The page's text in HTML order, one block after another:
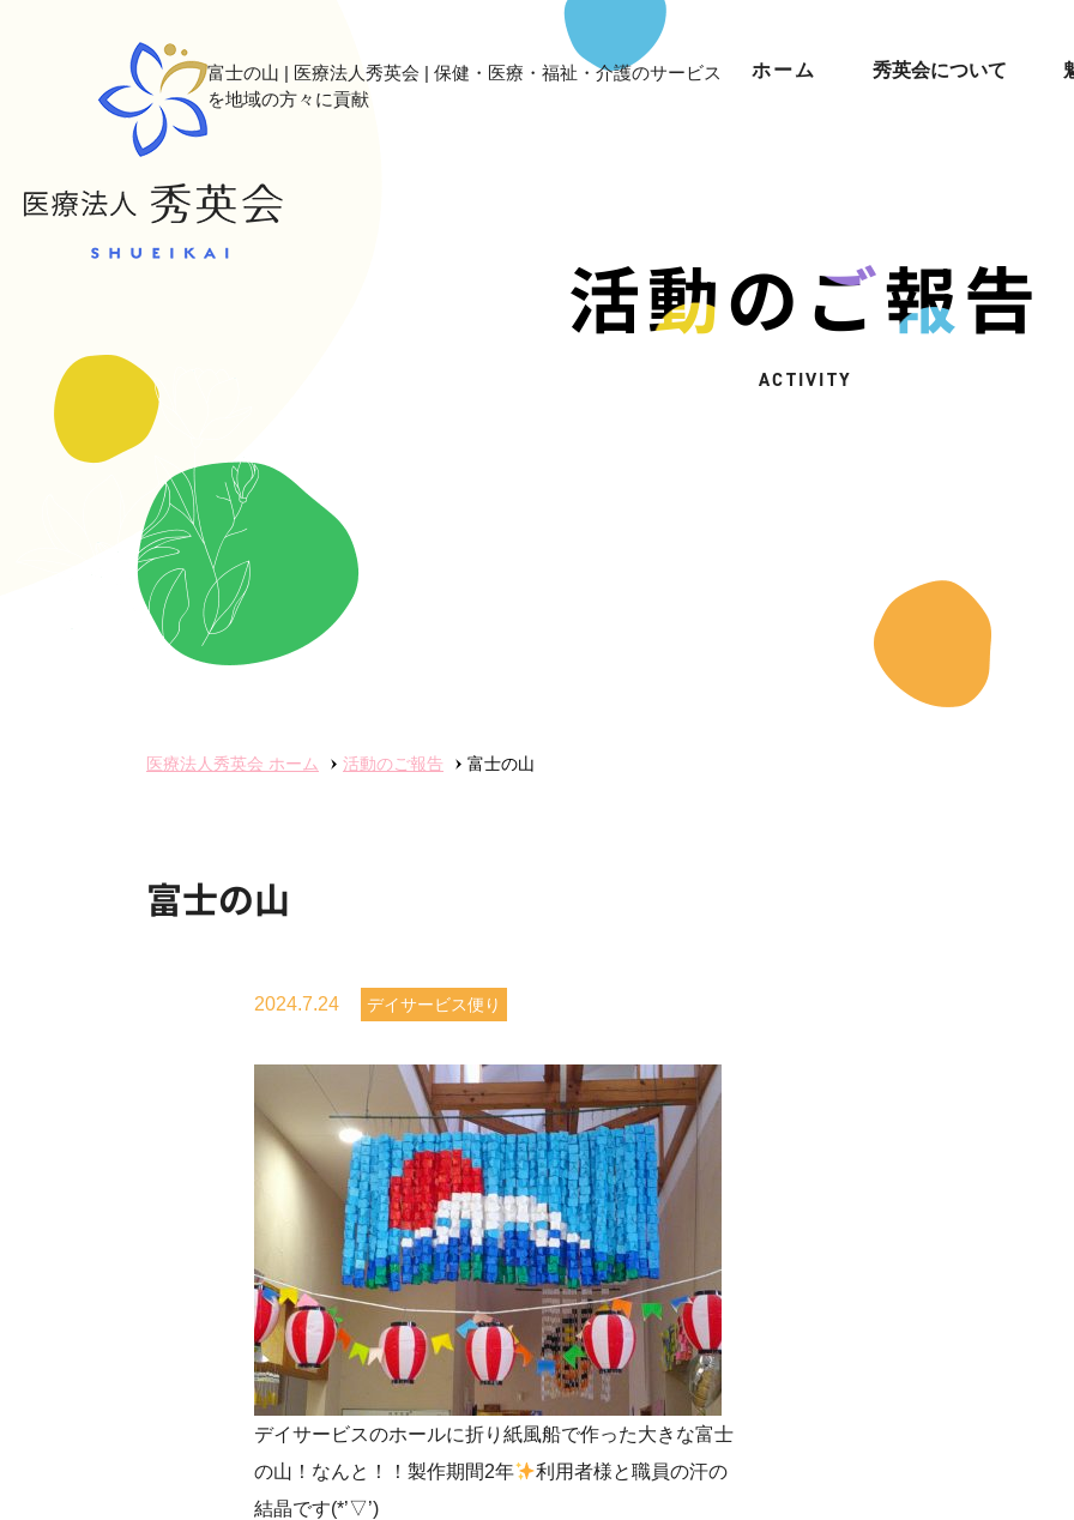
富士の山 | 医療法人秀英会 | 保健・医療・福祉・介護のサービス
を地域の方々に貢献
ホーム 秀英会について
活動のご報告
ACTIVITY
医療法人秀英会 ホーム 活動のご報告 富士の山
富士の山
2024.7.24 デイサービス便り
デイサービスのホールに折り紙風船で作った大きな富士
の山！なんと！！製作期間2年
利用者様と職員の汗の
結晶です(*’▽’)